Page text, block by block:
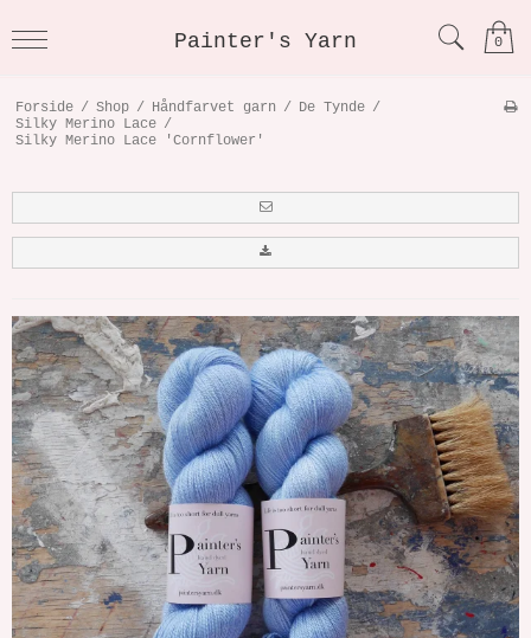
Painter's Yarn 0
Forside / Shop / Håndfarvet garn / De Tynde /
Silky Merino Lace /
Silky Merino Lace 'Cornflower'